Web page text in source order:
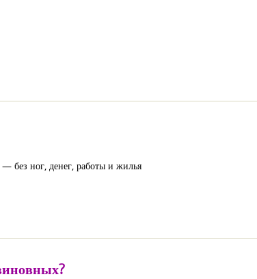
без ног, денег, работы и жилья